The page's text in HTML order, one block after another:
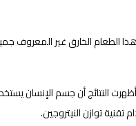
عالي الجودة. يوفر هذا الطعام الخارق غير
للترمس ببروتين البيض. أظهرت النتائج أن جسم